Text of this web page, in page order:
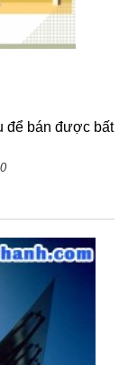
để bán được bất